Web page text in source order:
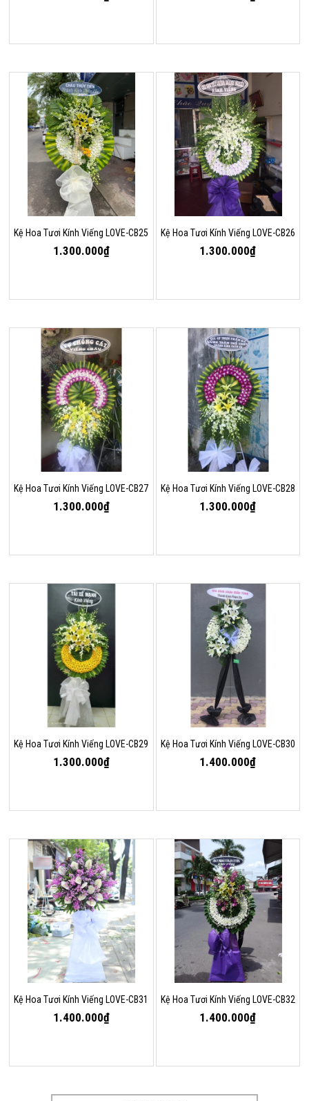
Kệ Hoa Tươi Kính Viếng LOVE-CB25
1.300.000₫
Kệ Hoa Tươi Kính Viếng LOVE-CB26
1.300.000₫
Kệ Hoa Tươi Kính Viếng LOVE-CB27
1.300.000₫
Kệ Hoa Tươi Kính Viếng LOVE-CB28
1.300.000₫
Kệ Hoa Tươi Kính Viếng LOVE-CB29
1.300.000₫
Kệ Hoa Tươi Kính Viếng LOVE-CB30
1.400.000₫
Kệ Hoa Tươi Kính Viếng LOVE-CB31
1.400.000₫
Kệ Hoa Tươi Kính Viếng LOVE-CB32
1.400.000₫